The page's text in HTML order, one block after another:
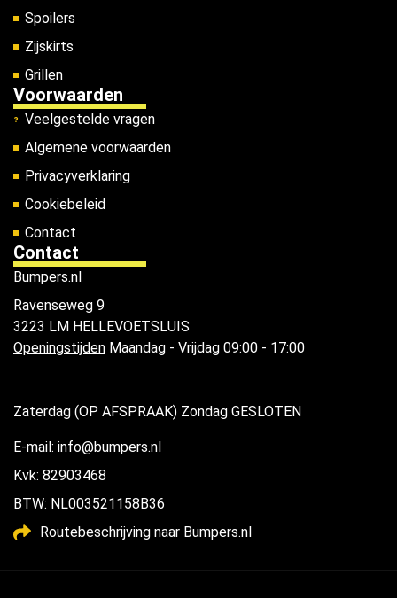
Spoilers
Zijskirts
Grillen
Voorwaarden
Veelgestelde vragen
Algemene voorwaarden
Privacyverklaring
Cookiebeleid
Contact
Contact
Bumpers.nl
Ravenseweg 9
3223 LM HELLEVOETSLUIS
Openingstijden Maandag - Vrijdag 09:00 - 17:00
Zaterdag (OP AFSPRAAK) Zondag GESLOTEN
E-mail: info@bumpers.nl
Kvk: 82903468
BTW: NL003521158B36
Routebeschrijving naar Bumpers.nl